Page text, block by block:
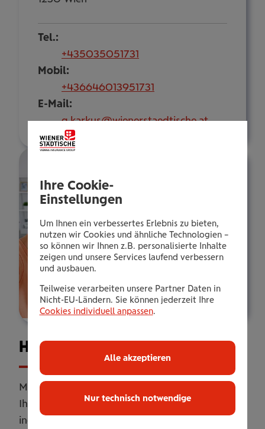
Tel.:
+435035051731
Mobil:
+436646013951731
E-Mail:
g.karkus@wienerstaedtische.at
Haus­halts­ver­si­che­rung
Mit unserer Haushaltsversicherung sichern Sie
Ihr Zuhause umfassend ab. Online oder
individuell erweitert mit persönlicher
Ihre Cookie-
Einstellungen
Um Ihnen ein verbessertes Erlebnis zu bieten,
nutzen wir Cookies und ähnliche Technologien –
so können wir Ihnen z.B. personalisierte Inhalte
zeigen und unsere Services laufend verbessern
und ausbauen.
Teilweise verarbeiten unsere Partner Daten in
Nicht-EU-Ländern. Sie können jederzeit Ihre
Cookies individuell anpassen.
Nur technisch notwendige
Alle akzeptieren